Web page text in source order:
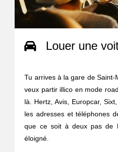
Louer une
Tu arrives à la gare de Saint-
veux partir illico en mode
là. Hertz, Avis, Europcar,
les adresses et téléphones
que ce soit à deux pas de
éloigné.